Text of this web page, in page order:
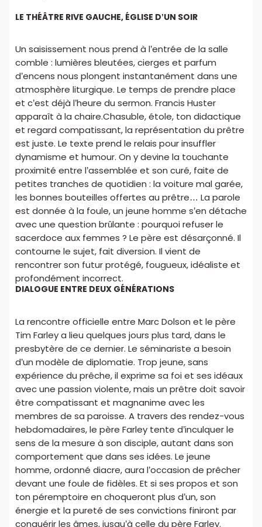
LE THÉÂTRE RIVE GAUCHE, ÉGLISE D’UN SOIR
Un saisissement nous prend à l’entrée de la salle
comble : lumières bleutées, cierges et parfum
d’encens nous plongent instantanément dans une
atmosphère liturgique. Le temps de prendre place
et c’est déjà l’heure du sermon. Francis Huster
apparaît à la chaire.Chasuble, étole, ton didactique
et regard compatissant, la représentation du prêtre
est juste. Le texte prend le relais pour insuffler
dynamisme et humour. On y devine la touchante
proximité entre l’assemblée et son curé, faite de
petites tranches de quotidien : la voiture mal garée,
les bonnes bouteilles offertes au prêtre… La parole
est donnée à la foule, un jeune homme s’en détache
avec une question brûlante : pourquoi refuser le
sacerdoce aux femmes ? Le père est désarçonné. Il
contourne le sujet, fait diversion. Il vient de
rencontrer son futur protégé, fougueux, idéaliste et
profondément incorrect.
DIALOGUE ENTRE DEUX GÉNÉRATIONS
La rencontre officielle entre Marc Dolson et le père
Tim Farley a lieu quelques jours plus tard, dans le
presbytère de ce dernier. Le séminariste a besoin
d’un modèle de diplomatie. Trop jeune, sans
expérience du prêche, il exprime sa foi et ses idéaux
avec une passion violente, mais un prêtre doit savoir
être compatissant et magnanime avec les
membres de sa paroisse. A travers des rendez-vous
hebdomadaires, le père Farley tente d’inculquer le
sens de la mesure à son disciple, autant dans son
comportement que dans ses idées. Le jeune
homme, ordonné diacre, aura l’occasion de prêcher
devant une foule de fidèles. Et si ses propos et son
ton péremptoire en choqueront plus d’un, son
énergie et la pureté de ses convictions finiront par
conquérir les âmes, jusqu’à celle du père Farley.